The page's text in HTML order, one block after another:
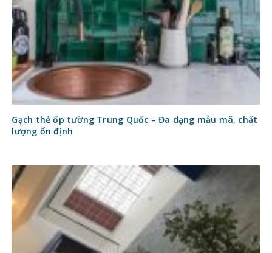
Gạch thẻ ốp tường Trung Quốc – Đa dạng mẫu mã, chất
lượng ổn định